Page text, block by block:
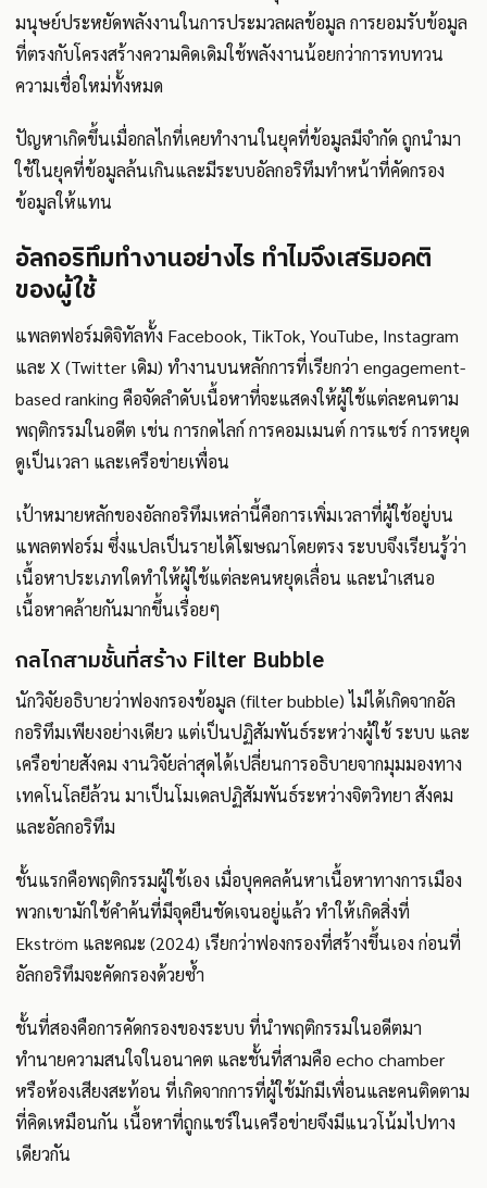
มนุษย์ประหยัดพลังงานในการประมวลผลข้อมูล การยอมรับข้อมูล
ที่ตรงกับโครงสร้างความคิดเดิมใช้พลังงานน้อยกว่าการทบทวน
ความเชื่อใหม่ทั้งหมด
ปัญหาเกิดขึ้นเมื่อกลไกที่เคยทำงานในยุคที่ข้อมูลมีจำกัด ถูกนำมา
ใช้ในยุคที่ข้อมูลล้นเกินและมีระบบอัลกอริทึมทำหน้าที่คัดกรอง
ข้อมูลให้แทน
อัลกอริทึมทำงานอย่างไร ทำไมจึงเสริมอคติ
ของผู้ใช้
แพลตฟอร์มดิจิทัลทั้ง Facebook, TikTok, YouTube, Instagram
และ X (Twitter เดิม) ทำงานบนหลักการที่เรียกว่า engagement-
based ranking คือจัดลำดับเนื้อหาที่จะแสดงให้ผู้ใช้แต่ละคนตาม
พฤติกรรมในอดีต เช่น การกดไลก์ การคอมเมนต์ การแชร์ การหยุด
ดูเป็นเวลา และเครือข่ายเพื่อน
เป้าหมายหลักของอัลกอริทึมเหล่านี้คือการเพิ่มเวลาที่ผู้ใช้อยู่บน
แพลตฟอร์ม ซึ่งแปลเป็นรายได้โฆษณาโดยตรง ระบบจึงเรียนรู้ว่า
เนื้อหาประเภทใดทำให้ผู้ใช้แต่ละคนหยุดเลื่อน และนำเสนอ
เนื้อหาคล้ายกันมากขึ้นเรื่อยๆ
กลไกสามชั้นที่สร้าง Filter Bubble
นักวิจัยอธิบายว่าฟองกรองข้อมูล (filter bubble) ไม่ได้เกิดจากอัล
กอริทึมเพียงอย่างเดียว แต่เป็นปฏิสัมพันธ์ระหว่างผู้ใช้ ระบบ และ
เครือข่ายสังคม งานวิจัยล่าสุดได้เปลี่ยนการอธิบายจากมุมมองทาง
เทคโนโลยีล้วน มาเป็นโมเดลปฏิสัมพันธ์ระหว่างจิตวิทยา สังคม
และอัลกอริทึม
ชั้นแรกคือพฤติกรรมผู้ใช้เอง เมื่อบุคคลค้นหาเนื้อหาทางการเมือง
พวกเขามักใช้คำค้นที่มีจุดยืนชัดเจนอยู่แล้ว ทำให้เกิดสิ่งที่
Ekström และคณะ (2024) เรียกว่าฟองกรองที่สร้างขึ้นเอง ก่อนที่
อัลกอริทึมจะคัดกรองด้วยซ้ำ
ชั้นที่สองคือการคัดกรองของระบบ ที่นำพฤติกรรมในอดีตมา
ทำนายความสนใจในอนาคต และชั้นที่สามคือ echo chamber
หรือห้องเสียงสะท้อน ที่เกิดจากการที่ผู้ใช้มักมีเพื่อนและคนติดตาม
ที่คิดเหมือนกัน เนื้อหาที่ถูกแชร์ในเครือข่ายจึงมีแนวโน้มไปทาง
เดียวกัน